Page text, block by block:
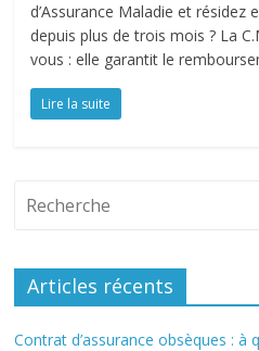
d’Assurance Maladie et résidez
depuis plus de trois mois ? La
vous : elle garantit le
Lire la suite
Articles récents
Contrat d’assurance obsèques :